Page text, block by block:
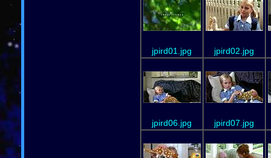
jpird01.jpg jpird02.jpg
jpird06.jpg jpird07.jpg